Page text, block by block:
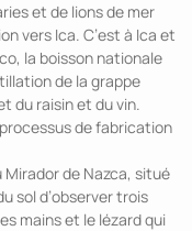
et de lions de mer
vers Ica. C’est à Ica et
la boisson nationale
de la grappe
du raisin et du vin.
de fabrication
de Nazca, situé
sol d’observer trois
mains et le lézard qui